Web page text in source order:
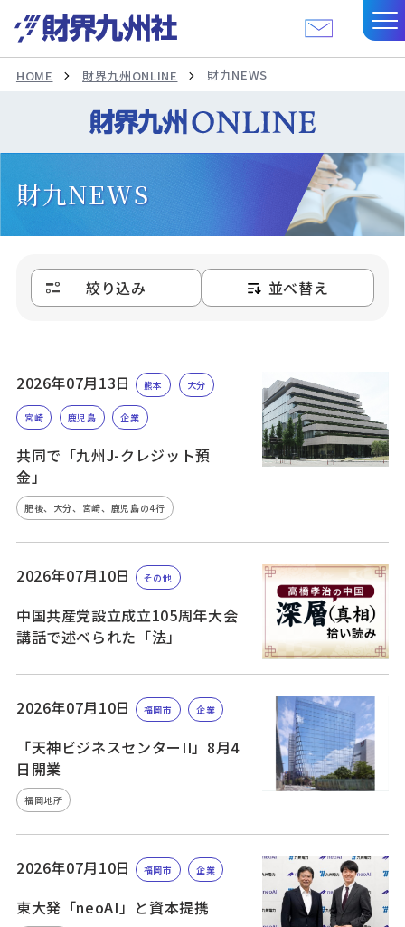
HOME 財界九州ONLINE 財九NEWS
財九NEWS
絞り込み 並べ替え
2026年07月13日 熊本 大分
宮崎 鹿児島 企業
共同で「九州J-クレジット預
金」
肥後、大分、宮崎、鹿児島の4行
2026年07月10日 その他
中国共産党設立成立105周年大会
講話で述べられた「法」
2026年07月10日 福岡市 企業
「天神ビジネスセンターII」8月4
日開業
福岡地所
2026年07月10日 福岡市 企業
東大発「neoAI」と資本提携